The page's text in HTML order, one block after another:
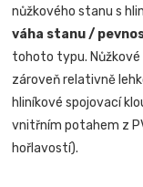
nůžkového stanu s
váha stanu /
tohoto typu. Nůžkové
zároveň relativně
hliníkové spojovací
vnitřním potahem z
hořlavostí).